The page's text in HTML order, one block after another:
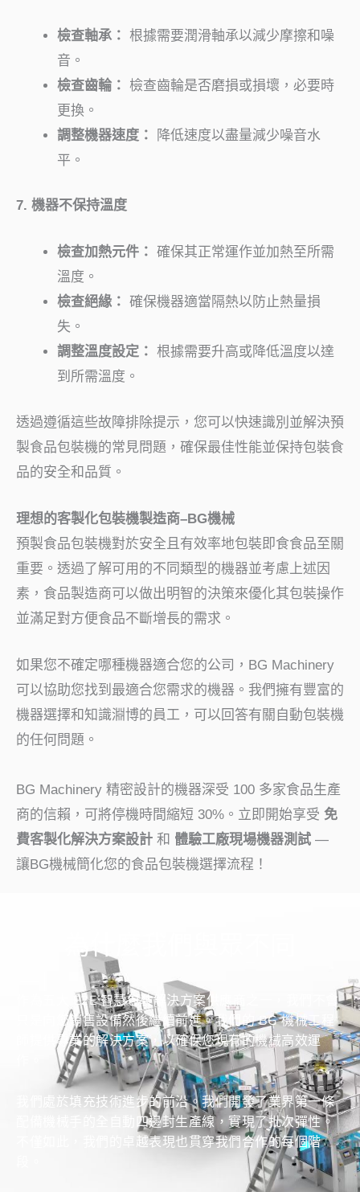
檢查軸承：
根據需要潤滑軸承以減少摩擦和噪
音。
檢查齒輪： 檢查齒輪是否磨損或損壞，必要時
更換。
調整機器速度：
降低速度以盡量減少噪音水
平。
7. 機器不保持溫度
檢查加熱元件： 確保其正常運作並加熱至所需
溫度。
檢查絕緣： 確保機器適當隔熱以防止熱量損
失。
調整溫度設定：
根據需要升高或降低溫度以達
到所需溫度。
透過遵循這些故障排除提示，您可以快速識別並解決預
製食品包裝機的常見問題，確保最佳性能並保持包裝食
品的安全和品質。
理想的客製化包裝機製造商–BG機械
預製食品包裝機對於安全且有效率地包裝即食食品至關
重要。透過了解可用的不同類型的機器並考慮上述因
素，食品製造商可以做出明智的決策來優化其包裝操作
並滿足對方便食品不斷增長的需求。
如果您不確定哪種機器適合您的公司，BG Machinery
可以協助您找到最適合您需求的機器。我們擁有豐富的
機器選擇和知識淵博的員工，可以回答有關自動包裝機
的任何問題。
BG Machinery 精密設計的機器深受 100 多家食品生產
商的信賴，可將停機時間縮短 30%。立即開始享受 免
費客製化解決方案設計 和 體驗工廠現場機器測試 —
讓BG機械簡化您的食品包裝機選擇流程！
為什麼我們與眾不同
作為五大 E2E 智慧包裝解決方案供應商之一，我們不會
只是向您銷售設備然後繼續前進。我們的 BG 機械工程
師提供專業的解決方案，以確保您現有的機械高效運
我們處於填充技術進步的前沿。我們開發了業界第一條
配備機械手的全自動四邊封生產線，實現了批次彈性。
不僅如此，我們的卓越表現也貫穿我們合作的每個階